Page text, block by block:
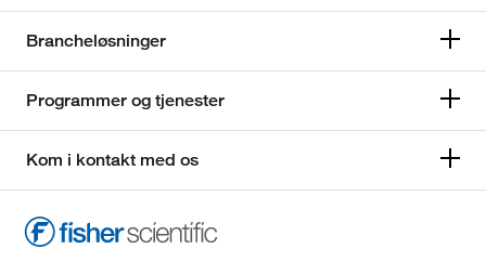
Brancheløsninger
Programmer og tjenester
Kom i kontakt med os